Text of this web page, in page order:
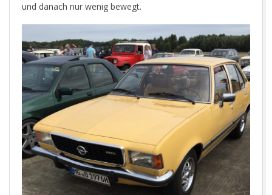
und danach nur wenig bewegt.